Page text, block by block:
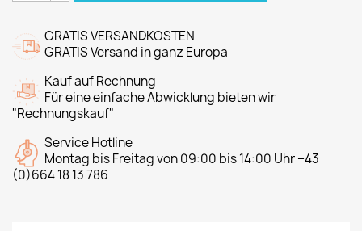
GRATIS VERSANDKOSTEN
GRATIS Versand in ganz Europa
Kauf auf Rechnung
Für eine einfache Abwicklung bieten wir
"Rechnungskauf"
Service Hotline
Montag bis Freitag von 09:00 bis 14:00 Uhr +43
(0)664 18 13 786